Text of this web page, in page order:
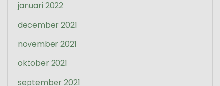
januari 2022
december 2021
november 2021
oktober 2021
september 2021